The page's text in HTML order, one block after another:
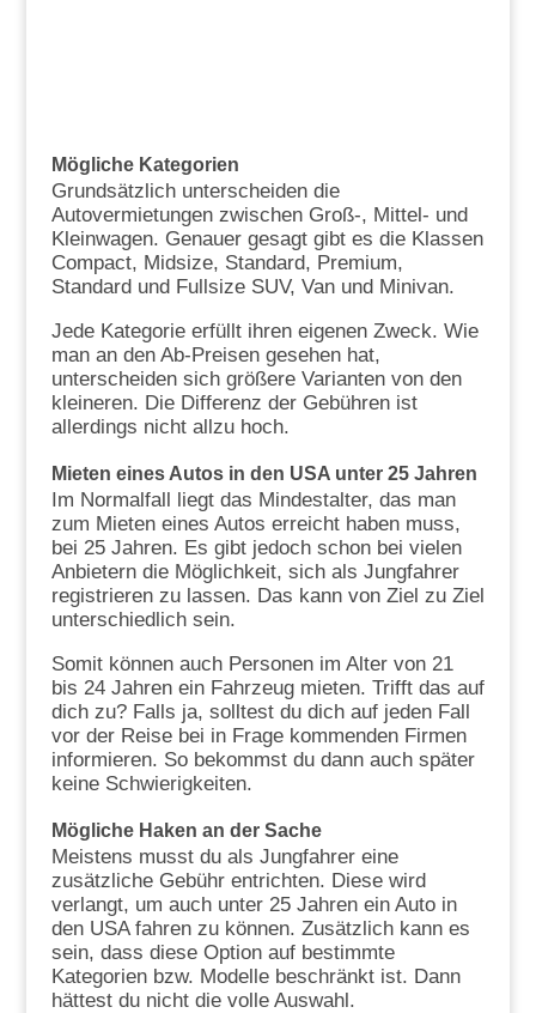
Mögliche Kategorien
Grundsätzlich unterscheiden die
Autovermietungen zwischen Groß-, Mittel- und
Kleinwagen. Genauer gesagt gibt es die Klassen
Compact, Midsize, Standard, Premium,
Standard und Fullsize SUV, Van und Minivan.
Jede Kategorie erfüllt ihren eigenen Zweck. Wie
man an den Ab-Preisen gesehen hat,
unterscheiden sich größere Varianten von den
kleineren. Die Differenz der Gebühren ist
allerdings nicht allzu hoch.
Mieten eines Autos in den USA unter 25 Jahren
Im Normalfall liegt das Mindestalter, das man
zum Mieten eines Autos erreicht haben muss,
bei 25 Jahren. Es gibt jedoch schon bei vielen
Anbietern die Möglichkeit, sich als Jungfahrer
registrieren zu lassen. Das kann von Ziel zu Ziel
unterschiedlich sein.
Somit können auch Personen im Alter von 21
bis 24 Jahren ein Fahrzeug mieten. Trifft das auf
dich zu? Falls ja, solltest du dich auf jeden Fall
vor der Reise bei in Frage kommenden Firmen
informieren. So bekommst du dann auch später
keine Schwierigkeiten.
Mögliche Haken an der Sache
Meistens musst du als Jungfahrer eine
zusätzliche Gebühr entrichten. Diese wird
verlangt, um auch unter 25 Jahren ein Auto in
den USA fahren zu können. Zusätzlich kann es
sein, dass diese Option auf bestimmte
Kategorien bzw. Modelle beschränkt ist. Dann
hättest du nicht die volle Auswahl.